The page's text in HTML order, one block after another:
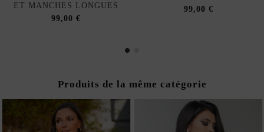
ET MANCHES LONGUES
99,00 €
99,00 €
Produits de la même catégorie